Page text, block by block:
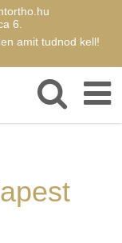
6.
amit tudnod kell!